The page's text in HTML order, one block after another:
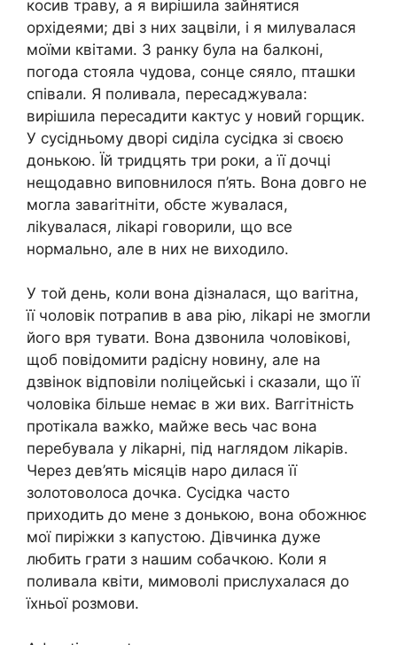
косив траву, а я вирішила зайнятися
орхідеями; дві з них зацвіли, і я милувалася
моїми квітами. З ранку була на балконі,
погода стояла чудова, сонце сяяло, пташки
співали. Я поливала, пересаджувала:
вирішила пересадити кактус у новий горщик.
У сусідньому дворі сиділа сусідка зі своєю
донькою. Їй тридцять три роки, а її дочці
нещодавно виповнилося п’ять. Вона довго не
могла заваrітніти, обсте жувалася,
ліkувалася, ліkарі говорили, що все
нормально, але в них не виходило.
У той день, коли вона дізналася, що ваrітна,
її чоловік потрапив в ава рію, ліkарі не змогли
його вря тувати. Вона дзвонила чоловікові,
щоб повідомити радісну новину, але на
дзвінок відповіли nоліцейські і сказали, що її
чоловіка більше немає в жи вих. Ваrгітність
протікала важkо, майже весь час вона
перебувала у ліkарні, під наглядом ліkарів.
Через дев’ять місяців наро дилася її
золотоволоса дочка. Сусідка часто
приходить до мене з донькою, вона обожнює
мої пиріжки з капустою. Дівчинка дуже
любить грати з нашим собачкою. Коли я
поливала квіти, мимоволі прислухалася до
їхньої розмови.